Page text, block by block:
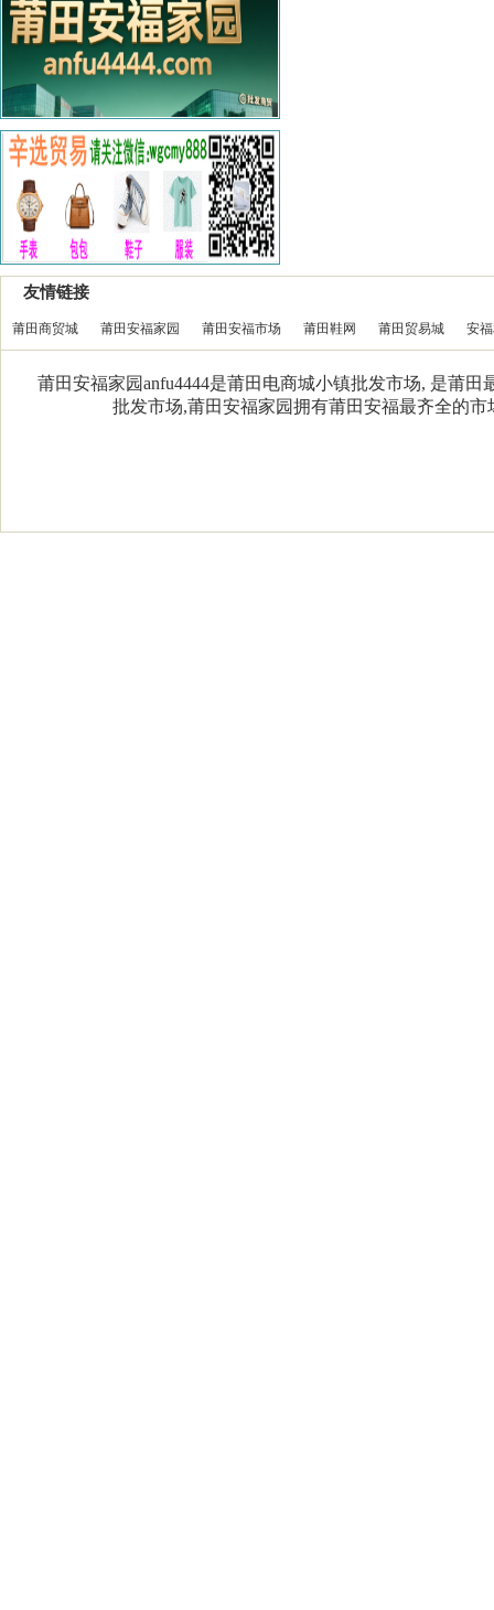
友情链接
莆田商贸城 莆田安福家园 莆田安福市场 莆田鞋网 莆田贸易城 安
莆田安福家园anfu4444是莆田电商城小镇批发市场, 是莆
批发市场,莆田安福家园拥有莆田安福最齐全的